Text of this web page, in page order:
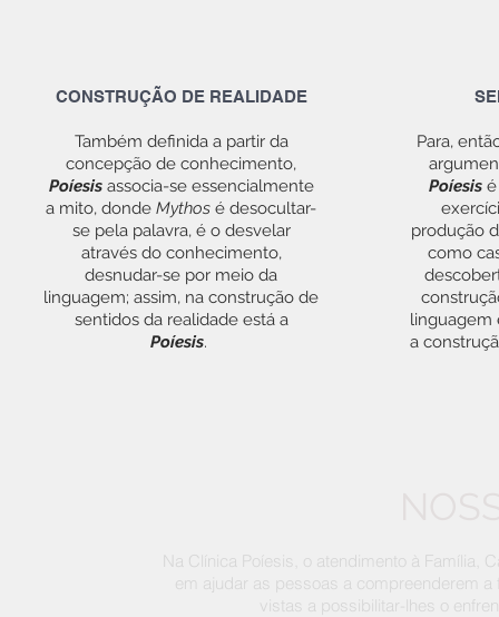
CONSTRUÇÃO DE REALIDADE
Também definida a partir da
concepção de conhecimento,
Poíesisassocia-se essencialmente
a mito, donde Mythos é desocultar-
se pela palavra, é o desvelar
através do conhecimento,
desnudar-se por meio da
linguagem; assim, na construção de
sentidos da realidade está a
Poíesis.
Para,
Poíesisé
produção
como
linguagem
a
Na Clínica Poíesis, o atendimento à Família,
em ajudar as pessoas a compreenderem
vistas a possibilitar-lhes o